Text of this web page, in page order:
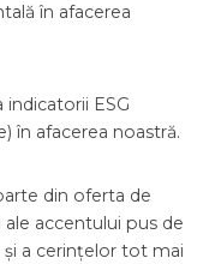
în afacerea
ESG
în afacerea noastră.
din oferta de
accentului pus de
a cerințelor tot mai